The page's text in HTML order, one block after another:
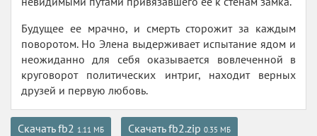
Будущее ее мрачно, и смерть сторожит за каждым
поворотом. Но Элена выдерживает испытание ядом и
неожиданно для себя оказывается вовлеченной в
круговорот политических интриг, находит верных
друзей и первую любовь.
Скачать fb2 1.11 МБ Скачать fb2.zip 0.35 МБ